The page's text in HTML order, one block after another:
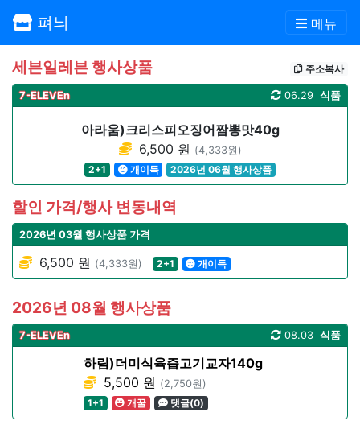
펴늬 메뉴
세븐일레븐 행사상품 주소복사
7-ELEVEn 식품
06.29
아라움)크리스피오징어짬뽕맛40g
6,500 원 (4,333원)
2+1
개이득 2026년 06월 행사상품
할인 가격/행사 변동내역
2026년 03월 행사상품 가격
6,500 원 (4,333원) 2+1 개이득
2026년 08월 행사상품
7-ELEVEn 식품
08.03
하림)더미식육즙고기교자140g
5,500 원 (2,750원)
1+1
개꿀 댓글(0)